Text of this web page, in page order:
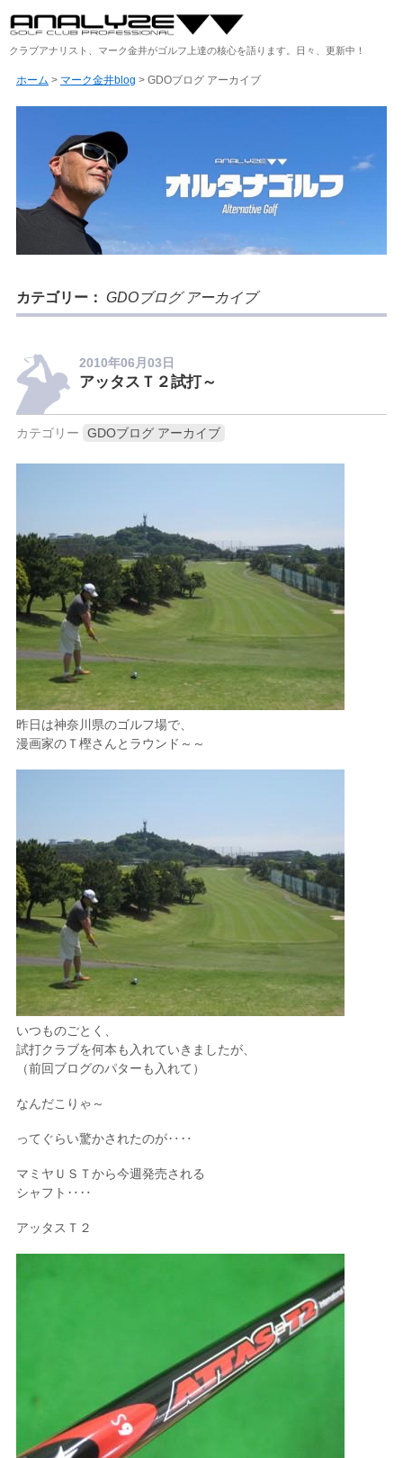
クラブアナリスト、マーク金井がゴルフ上達の核心を語ります。日々、更新中！
ホーム > マーク金井blog > GDOブログ アーカイブ
カテゴリー： GDOブログ アーカイブ
2010年06月03日
アッタスＴ２試打～
カテゴリー GDOブログ アーカイブ
昨日は神奈川県のゴルフ場で、
漫画家のＴ樫さんとラウンド～～
いつものごとく、
試打クラブを何本も入れていきましたが、
（前回ブログのパターも入れて）
なんだこりゃ～
ってぐらい驚かされたのが‥‥
マミヤＵＳＴから今週発売される
シャフト‥‥
アッタスＴ２